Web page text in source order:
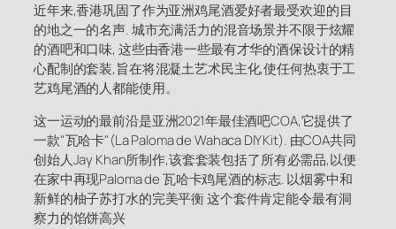
近年来,香港巩固了作为亚洲鸡尾酒爱好者最受欢迎的目
的地之一的名声. 城市充满活力的混音场景并不限于炫耀
的酒吧和口味, 这些由香港一些最有才华的酒保设计的精
心配制的套装,旨在将混凝土艺术民主化,使任何热衷于工
艺鸡尾酒的人都能使用。
这一运动的最前沿是亚洲2021年最佳酒吧COA,它提供了
一款"瓦哈卡"(La Paloma de Wahaca DIY Kit). 由COA共同
创始人Jay Khan所制作,该套套装包括了所有必需品,以便
在家中再现Paloma de 瓦哈卡鸡尾酒的标志. 以烟雾中和
新鲜的柚子苏打水的完美平衡 这个套件肯定能令最有洞
察力的馅饼高兴